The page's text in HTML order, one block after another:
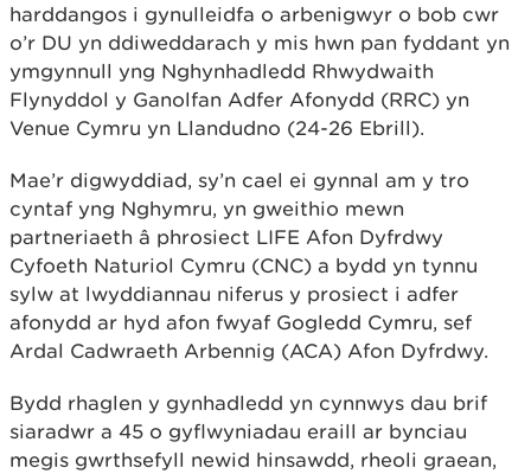
harddangos i gynulleidfa o arbenigwyr o bob cwr
o’r DU yn ddiweddarach y mis hwn pan fyddant yn
ymgynnull yng Nghynhadledd Rhwydwaith
Flynyddol y Ganolfan Adfer Afonydd (RRC) yn
Venue Cymru yn Llandudno (24-26 Ebrill).
Mae’r digwyddiad, sy’n cael ei gynnal am y tro
cyntaf yng Nghymru, yn gweithio mewn
partneriaeth â phrosiect LIFE Afon Dyfrdwy
Cyfoeth Naturiol Cymru (CNC) a bydd yn tynnu
sylw at lwyddiannau niferus y prosiect i adfer
afonydd ar hyd afon fwyaf Gogledd Cymru, sef
Ardal Cadwraeth Arbennig (ACA) Afon Dyfrdwy.
Bydd rhaglen y gynhadledd yn cynnwys dau brif
siaradwr a 45 o gyflwyniadau eraill ar bynciau
megis gwrthsefyll newid hinsawdd, rheoli graean,